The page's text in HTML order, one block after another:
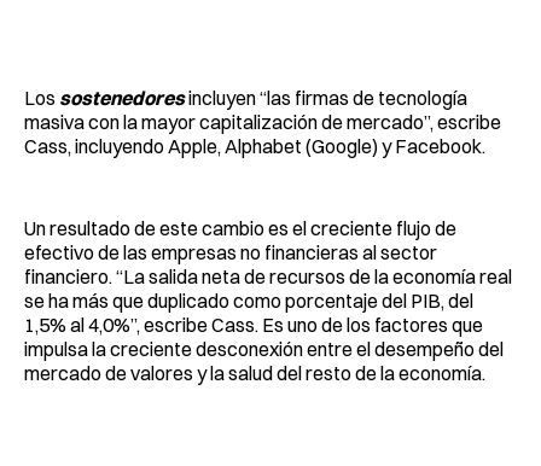
Los sostenedoresincluyen “las firmas de tecnología
masiva con la mayor capitalización de mercado”, escribe
Cass, incluyendo Apple, Alphabet (Google) y Facebook.
Un resultado de este cambio es el creciente flujo de
efectivo de las empresas no financieras al sector
financiero. “La salida neta de recursos de la economía real
se ha más que duplicado como porcentaje del PIB, del
1,5% al ​​4,0%”, escribe Cass. Es uno de los factores que
impulsa la creciente desconexión entre el desempeño del
mercado de valores y la salud del resto de la economía.